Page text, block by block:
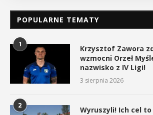
POPULARNE TEMATY
1
Krzysztof Zawora
wzmocni Orzeł
nazwisko z IV Ligi!
3 sierpnia 2026
2 Wyruszyli! Ich cel to